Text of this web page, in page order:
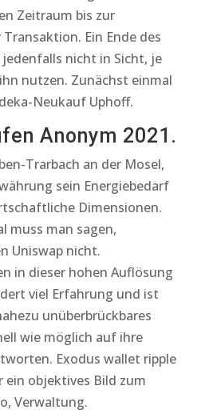
Zeitraum bis zur
Ein Ende des
nicht in Sicht, je
nutzen. Zunächst einmal
Neukauf Uphoff.
Anonym 2021.
Trarbach an der Mosel,
sein Energiebedarf
Dimensionen.
muss man sagen,
Uniswap nicht.
in dieser hohen Auflösung
viel Erfahrung und ist
unüberbrückbares
wie möglich auf ihre
Exodus wallet ripple
objektives Bild zum
Verwaltung.